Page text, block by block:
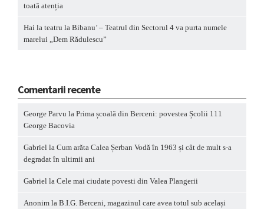
toată atenția
Hai la teatru la Bibanu’ – Teatrul din Sectorul 4 va purta numele
marelui „Dem Rădulescu”
Comentarii recente
George Parvu la Prima școală din Berceni: povestea Școlii 111
George Bacovia
Gabriel la Cum arăta Calea Șerban Vodă în 1963 și cât de mult s-a
degradat în ultimii ani
Gabriel la Cele mai ciudate povesti din Valea Plangerii
Anonim la B.I.G. Berceni, magazinul care avea totul sub același